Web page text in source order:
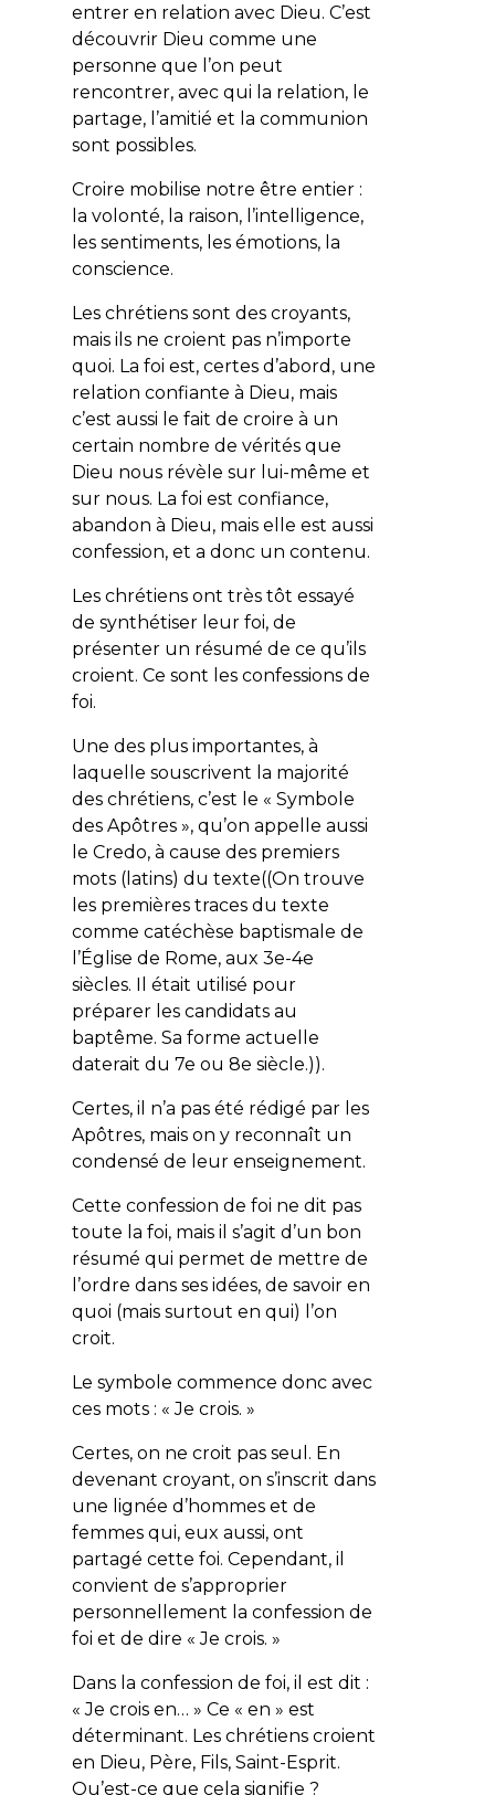
entrer en relation avec Dieu. C’est
découvrir Dieu comme une
personne que l’on peut
rencontrer, avec qui la relation, le
partage, l’amitié et la communion
sont possibles.
Croire mobilise notre être entier :
la volonté, la raison, l’intelligence,
les sentiments, les émotions, la
conscience.
Les chrétiens sont des croyants,
mais ils ne croient pas n’importe
quoi. La foi est, certes d’abord, une
relation confiante à Dieu, mais
c’est aussi le fait de croire à un
certain nombre de vérités que
Dieu nous révèle sur lui-même et
sur nous. La foi est confiance,
abandon à Dieu, mais elle est aussi
confession, et a donc un contenu.
Les chrétiens ont très tôt essayé
de synthétiser leur foi, de
présenter un résumé de ce qu’ils
croient. Ce sont les confessions de
foi.
Une des plus importantes, à
laquelle souscrivent la majorité
des chrétiens, c’est le « Symbole
des Apôtres », qu’on appelle aussi
le Credo, à cause des premiers
mots (latins) du texte((On trouve
les premières traces du texte
comme catéchèse baptismale de
l’Église de Rome, aux 3e-4e
siècles. Il était utilisé pour
préparer les candidats au
baptême. Sa forme actuelle
daterait du 7e ou 8e siècle.)).
Certes, il n’a pas été rédigé par les
Apôtres, mais on y reconnaît un
condensé de leur enseignement.
Cette confession de foi ne dit pas
toute la foi, mais il s’agit d’un bon
résumé qui permet de mettre de
l’ordre dans ses idées, de savoir en
quoi (mais surtout en qui) l’on
croit.
Le symbole commence donc avec
ces mots : « Je crois. »
Certes, on ne croit pas seul. En
devenant croyant, on s’inscrit dans
une lignée d’hommes et de
femmes qui, eux aussi, ont
partagé cette foi. Cependant, il
convient de s’approprier
personnellement la confession de
foi et de dire « Je crois. »
Dans la confession de foi, il est dit :
« Je crois en… » Ce « en » est
déterminant. Les chrétiens croient
en Dieu, Père, Fils, Saint-Esprit.
Qu’est-ce que cela signifie ?